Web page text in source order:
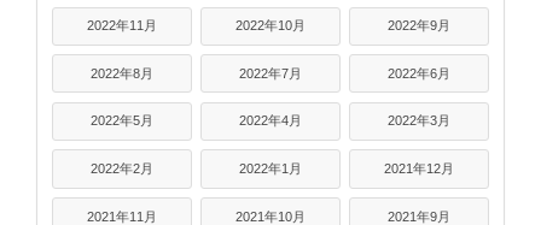
2022年11月 2022年10月 2022年9月
2022年8月 2022年7月 2022年6月
2022年5月 2022年4月 2022年3月
2022年2月 2022年1月 2021年12月
2021年11月 2021年10月 2021年9月